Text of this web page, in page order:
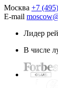
Москва +7
E-mail
Лидер
В числе